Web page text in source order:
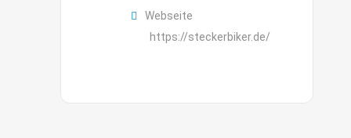
Webseite
https://steckerbiker.de/